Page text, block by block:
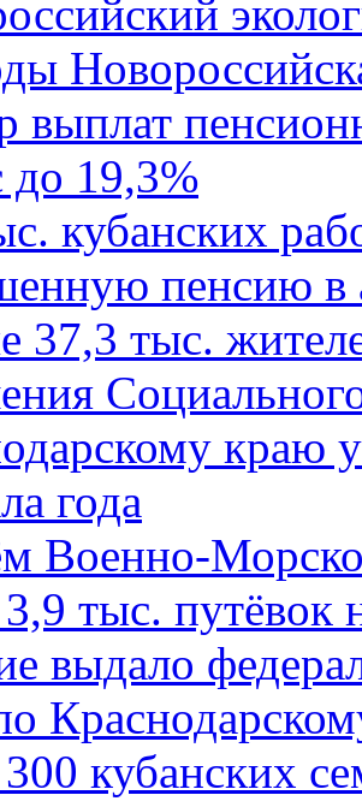
выплат
до 19,3%
кубанских
пенсию в
37,3 тыс.
краю
года
Военно-
тыс. путёвок
выдало
кубанских